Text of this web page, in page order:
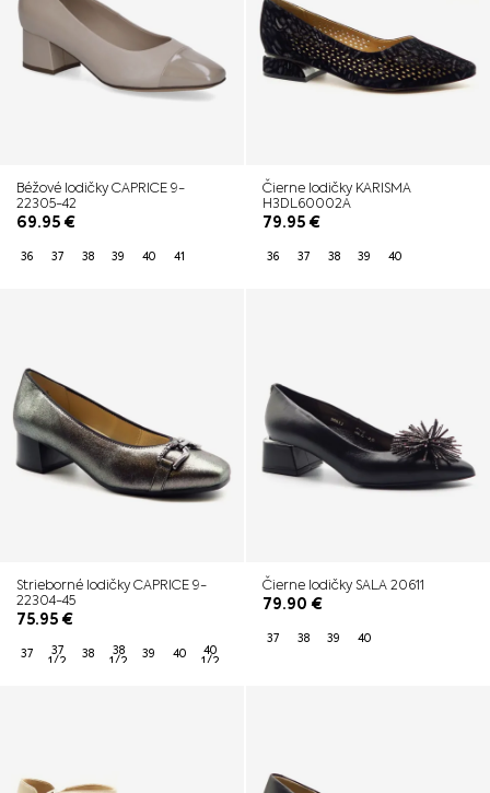
Béžové lodičky CAPRICE 9-
22305-42
69.95€
36 37 38 39 40 41
Čierne lodičky KARISMA
H3DL60002A
79.95€
36 37 38 39 40
Strieborné lodičky CAPRICE 9-
22304-45
75.95€
37 37
1/2
38 38
1/2
39 40 40
1/2
Čierne lodičky SALA 20611
79.90 €
37 38 39 40